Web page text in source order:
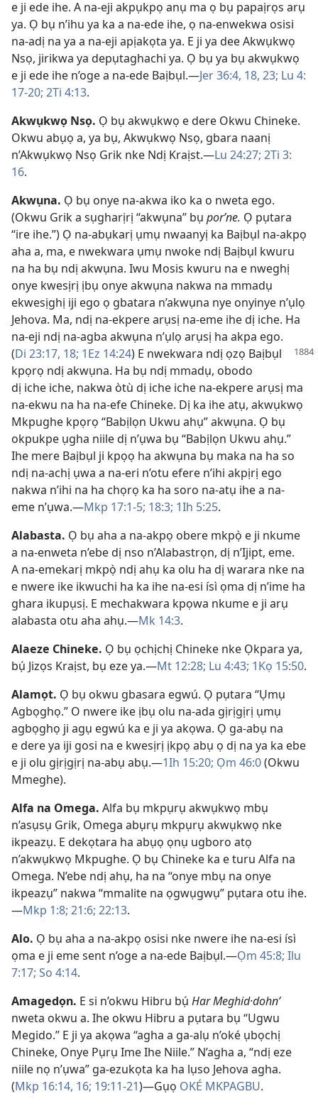
e ji ede ihe. A na-eji akpụkpọ anụ ma ọ bụ papaịrọs arụ
ya. Ọ bụ n’ihu ya ka a na-ede ihe, ọ na-enwekwa osisi
na-adị na ya a na-eji apịakọta ya. E ji ya dee Akwụkwọ
Nsọ, jirikwa ya depụtaghachi ya. Ọ bụ ya bụ akwụkwọ
e ji ede ihe n’oge a na-ede Baịbụl.​—Jer 36:​4, 18, 23; Lu 4:​
17-​20; 2Ti 4:​13.
Akwụkwọ Nsọ. Ọ bụ akwụkwọ e dere Okwu Chineke.
Okwu abụọ a, ya bụ, Akwụkwọ Nsọ, gbara naanị
n’Akwụkwọ Nsọ Grik nke Ndị Kraịst.​—Lu 24:27; 2Ti 3:​
16.
Akwụna. Ọ bụ onye na-akwa iko ka o nweta ego.
(Okwu Grik a sụgharịrị “akwụna” bụ porʹne. Ọ pụtara
“ire ihe.”) Ọ na-abụkarị ụmụ nwaanyị ka Baịbụl na-akpọ
aha a, ma, e nwekwara ụmụ nwoke ndị Baịbụl kwuru
na ha bụ ndị akwụna. Iwu Mosis kwuru na e nweghị
onye kwesịrị ịbụ onye akwụna nakwa na mmadụ
ekwesịghị iji ego ọ gbatara n’akwụna nye onyinye n’ụlọ
Jehova. Ma, ndị na-ekpere arụsị na-eme ihe dị iche. Ha
na-eji ndị na-agba akwụna n’ụlọ arụsị ha akpa ego.
(Di 23:17, 18; 1Ez 14:24) E nwekwara ndị ọzọ Baịbụl
kpọrọ ndị akwụna. Ha bụ ndị mmadụ, obodo
dị iche iche, nakwa òtù dị iche iche na-ekpere arụsị ma
na-ekwu na ha na-efe Chineke. Dị ka ihe atụ, akwụkwọ
Mkpughe kpọrọ “Babịlọn Ukwu ahụ” akwụna. Ọ bụ
okpukpe ụgha niile dị n’ụwa bụ “Babịlọn Ukwu ahụ.”
Ihe mere Baịbụl ji kpọọ ha akwụna bụ maka na ha so
ndị na-achị ụwa a na-eri n’otu efere n’ihi akpịrị ego
nakwa n’ihi na ha chọrọ ka ha soro na-atụ ihe a na-
eme n’ụwa.​—Mkp 17:​1-5; 18:3; 1Ih 5:​25.
Alabasta. Ọ bụ aha a na-akpọ obere mkpọ̀ e ji nkume
a na-enweta n’ebe dị nso n’Alabastrọn, dị n’Ijipt, eme.
A na-emekarị mkpọ̀ ndị ahụ ka olu ha dị warara nke na
e nwere ike ikwuchi ha ka ihe na-esi ísì ọma dị n’ime ha
ghara ikupụsị. E mechakwara kpọwa nkume e ji arụ
alabasta otu aha ahụ.​—Mk 14:3.
Alaeze Chineke. Ọ bụ ọchịchị Chineke nke Ọkpara ya,
bụ́ Jizọs Kraịst, bụ eze ya.​—Mt 12:28; Lu 4:​43; 1Kọ 15:50.
Alamọt. Ọ bụ okwu gbasara egwú. Ọ pụtara “Ụmụ
Agbọghọ.” O nwere ike ịbụ olu na-ada gịrịgịrị ụmụ
agbọghọ ji agụ egwú ka e ji ya akọwa. Ọ ga-abụ na
e dere ya iji gosi na e kwesịrị ịkpọ abụ ọ dị na ya ka ebe
e ji olu gịrịgịrị na-abụ abụ.​—1Ih 15:20; Ọm 46:0(Okwu
Mmeghe).
Alfa na Omega. Alfa bụ mkpụrụ akwụkwọ mbụ
n’asụsụ Grik, Omega abụrụ mkpụrụ akwụkwọ nke
ikpeazụ. E dekọtara ha abụọ ọnụ ugboro atọ
n’akwụkwọ Mkpughe. Ọ bụ Chineke ka e turu Alfa na
Omega. N’ebe ndị ahụ, ha na “onye mbụ na onye
ikpeazụ” nakwa “mmalite na ọgwụgwụ” pụtara otu ihe.​
—Mkp 1:8; 21:6; 22:13.
Alo. Ọ bụ aha a na-akpọ osisi nke nwere ihe na-esi ísì
ọma e ji eme sent n’oge a na-ede Baịbụl.​—Ọm 45:8; Ilu
7:17; So 4:14.
Amagedọn. E si n’okwu Hibru bụ́ Har Meghid·dohnʹ
nweta okwu a. Ihe okwu Hibru a pụtara bụ “Ugwu
Megido.” E ji ya akọwa “agha a ga-alụ n’oké ụbọchị
Chineke, Onye Pụrụ Ime Ihe Niile.” N’agha a, “ndị eze
niile nọ n’ụwa” ga-ezukọta ka ha lụso Jehova agha.
(Mkp 16:14, 16; 19:11-​21)​—Gụọ OKÉ MKPAGBU.